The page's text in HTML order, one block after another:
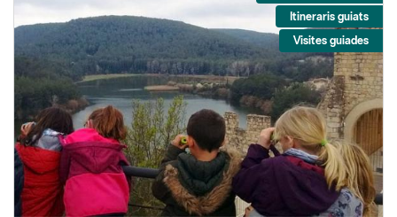
Itineraris guiats
Visites guiades